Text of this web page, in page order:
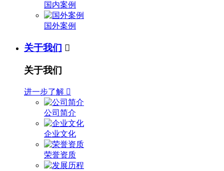
国内案例
国外案例
关于我们 
关于我们
进一步了解 
公司简介
企业文化
荣誉资质